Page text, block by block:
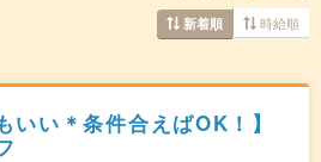
新着順 時給順
いい＊条件合えばOK！】